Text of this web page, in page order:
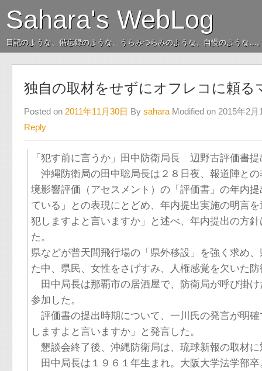
Sahara's WebLog
日記のような、備忘録のような、うらみつらみのような、自慢のような…
独自の取材をせずにオフレコに頼る
Posted on 2011年11月30日 By sahara Modified on 2015年2月
Reply
「犯す前に言うか」田中防衛局長 辺野古評価書提
沖縄防衛局の田中聡局長は２８日夜、報道陣と
境影響評価（アセスメント）の「評価書」の年内
ている」との表現にとどめ、年内提出実施の明言
犯しますよと言いますか」と述べ、年内提出の方
た。
県などが普天間飛行場の「県外移設」を強く求め
た中、県民、女性をさげすみ、人権感覚を欠いた
田中局長は那覇市の居酒屋で、防衛局が呼び掛
参加した。
評価書の提出時期について、一川氏の発言が明
しますよと言いますか」と発言した。
懇談会終了後、沖縄防衛局は、琉球新報の取材
田中局長は１９６１年生まれ。大阪大学法学部